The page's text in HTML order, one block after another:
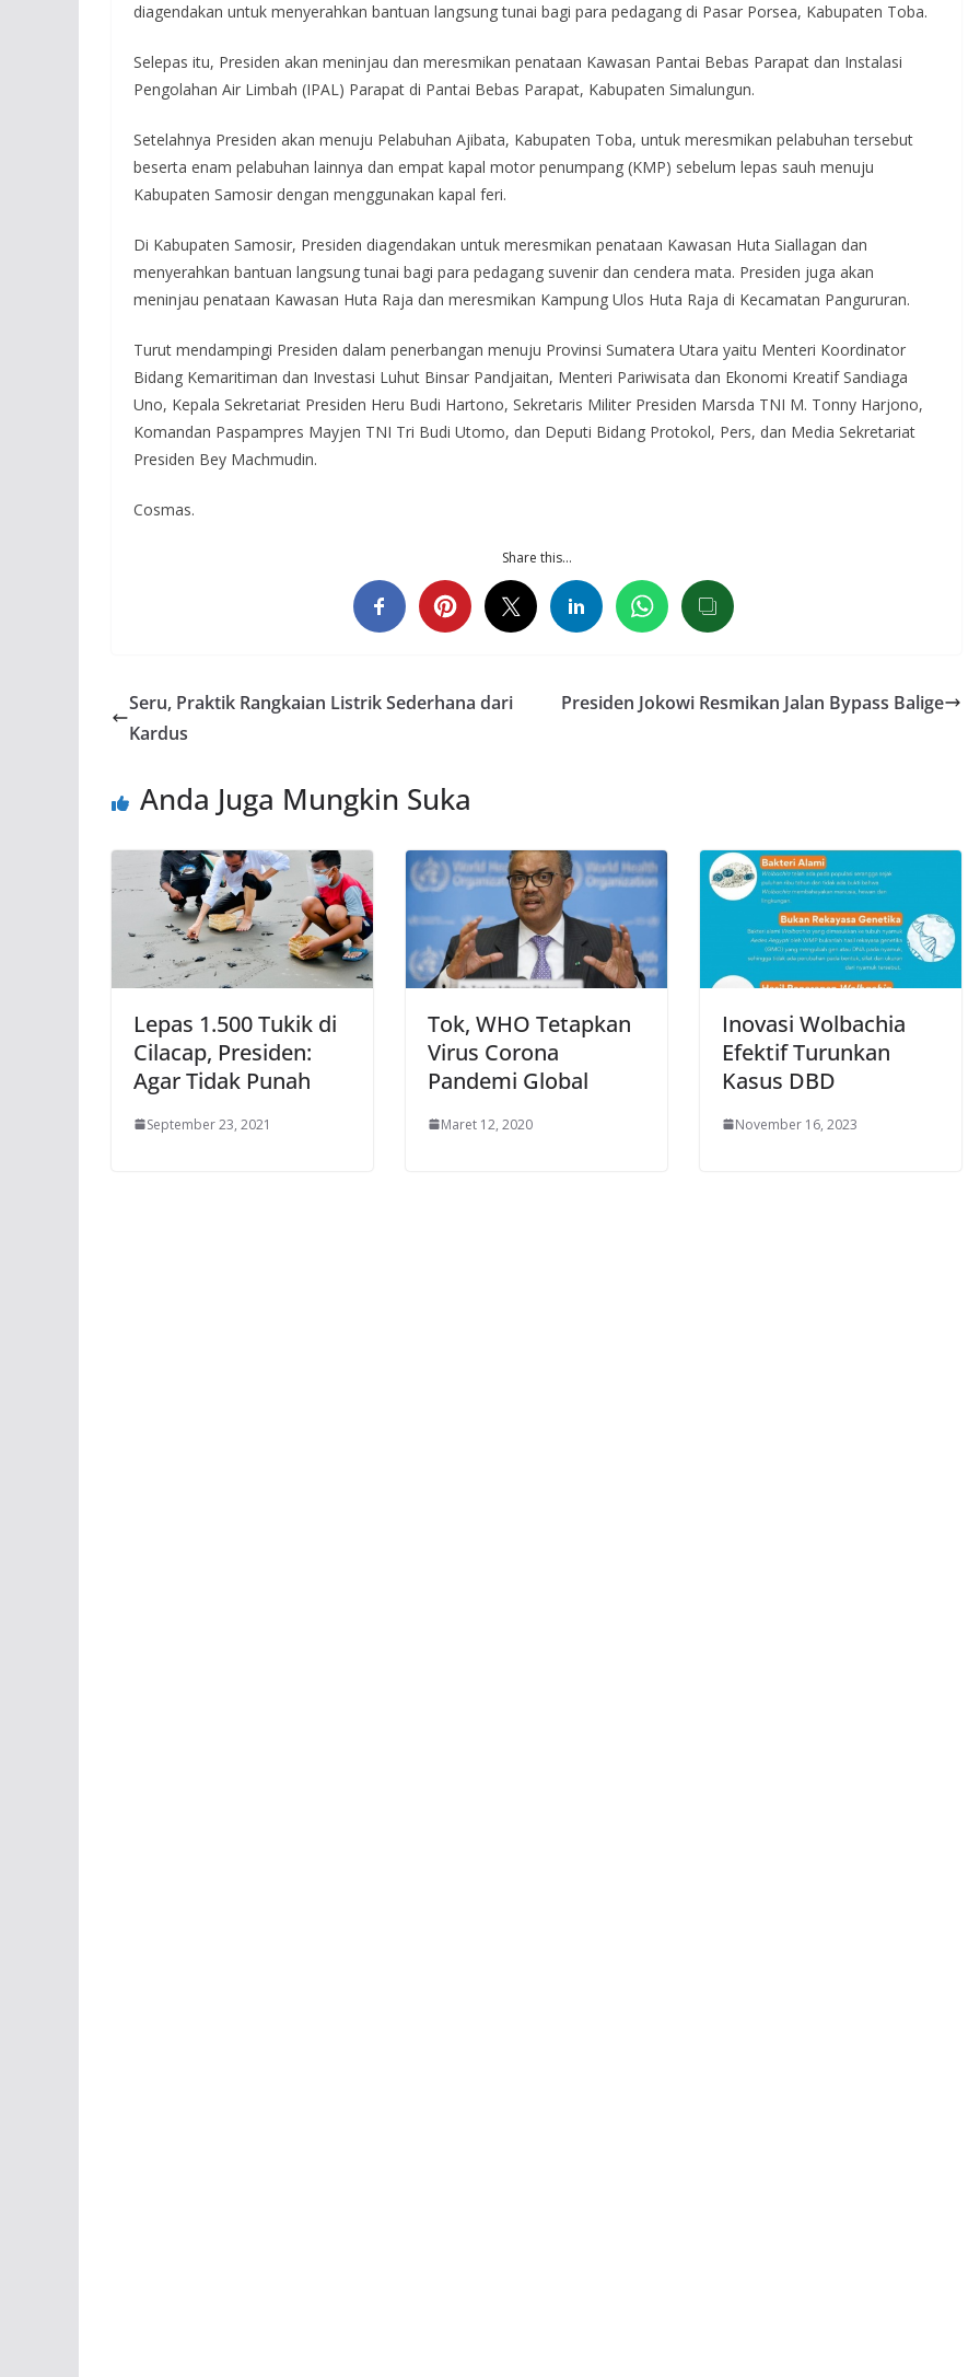
diagendakan untuk menyerahkan bantuan langsung tunai bagi para pedagang di Pasar Porsea, Kabupaten Toba.
Selepas itu, Presiden akan meninjau dan meresmikan penataan Kawasan Pantai Bebas Parapat dan Instalasi
Pengolahan Air Limbah (IPAL) Parapat di Pantai Bebas Parapat, Kabupaten Simalungun.
Setelahnya Presiden akan menuju Pelabuhan Ajibata, Kabupaten Toba, untuk meresmikan pelabuhan tersebut
beserta enam pelabuhan lainnya dan empat kapal motor penumpang (KMP) sebelum lepas sauh menuju
Kabupaten Samosir dengan menggunakan kapal feri.
Di Kabupaten Samosir, Presiden diagendakan untuk meresmikan penataan Kawasan Huta Siallagan dan
menyerahkan bantuan langsung tunai bagi para pedagang suvenir dan cendera mata. Presiden juga akan
meninjau penataan Kawasan Huta Raja dan meresmikan Kampung Ulos Huta Raja di Kecamatan Pangururan.
Turut mendampingi Presiden dalam penerbangan menuju Provinsi Sumatera Utara yaitu Menteri Koordinator
Bidang Kemaritiman dan Investasi Luhut Binsar Pandjaitan, Menteri Pariwisata dan Ekonomi Kreatif Sandiaga
Uno, Kepala Sekretariat Presiden Heru Budi Hartono, Sekretaris Militer Presiden Marsda TNI M. Tonny Harjono,
Komandan Paspampres Mayjen TNI Tri Budi Utomo, dan Deputi Bidang Protokol, Pers, dan Media Sekretariat
Presiden Bey Machmudin.
Cosmas.
Share this…
Seru, Praktik Rangkaian Listrik Sederhana dari
Kardus
Presiden Jokowi Resmikan Jalan Bypass Balige
Anda Juga Mungkin Suka
Lepas 1.500 Tukik di
Cilacap, Presiden:
Agar Tidak Punah
September 23, 2021
Tok, WHO Tetapkan
Virus Corona
Pandemi Global
Maret 12, 2020
Inovasi Wolbachia
Efektif Turunkan
Kasus DBD
November 16, 2023